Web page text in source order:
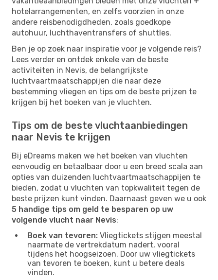
hotelarrangementen, en zelfs voorzien in onze
andere reisbenodigdheden, zoals goedkope
autohuur, luchthaventransfers of shuttles.
Ben je op zoek naar inspiratie voor je volgende reis?
Lees verder en ontdek enkele van de beste
activiteiten in Nevis, de belangrijkste
luchtvaartmaatschappijen die naar deze
bestemming vliegen en tips om de beste prijzen te
krijgen bij het boeken van je vluchten.
Tips om de beste vluchtaanbiedingen
naar Nevis te krijgen
Bij eDreams maken we het boeken van vluchten
eenvoudig en betaalbaar door u een breed scala aan
opties van duizenden luchtvaartmaatschappijen te
bieden, zodat u vluchten van topkwaliteit tegen de
beste prijzen kunt vinden. Daarnaast geven we u ook
5 handige tips om geld te besparen op uw
volgende vlucht naar Nevis:
Boek van tevoren: Vliegtickets stijgen meestal
naarmate de vertrekdatum nadert, vooral
tijdens het hoogseizoen. Door uw vliegtickets
van tevoren te boeken, kunt u betere deals
vinden.